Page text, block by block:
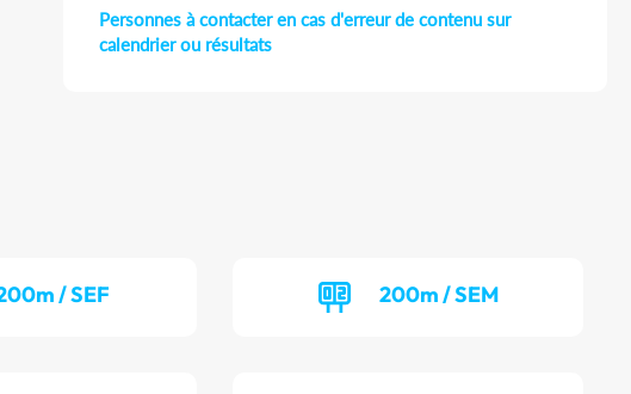
Personnes à contacter en cas d'erreur de contenu sur
calendrier ou résultats
/ SEF 200m / SEM